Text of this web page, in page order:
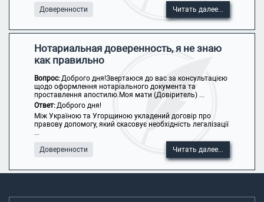
Доверенности Читать далее...
Нотариальная доверенность, я не знаю
как правильно
Вопрос:Доброго дня!Звертаюся до вас за консультацією
щодо оформлення нотаріального документа та
проставлення апостилю.Моя мати (Довіритель) ...
Ответ:Доброго дня!
Між Україною та Угорщиною укладений договір про
правову допомогу, який скасовує необхідність легалізації
...
Доверенности Читать далее...